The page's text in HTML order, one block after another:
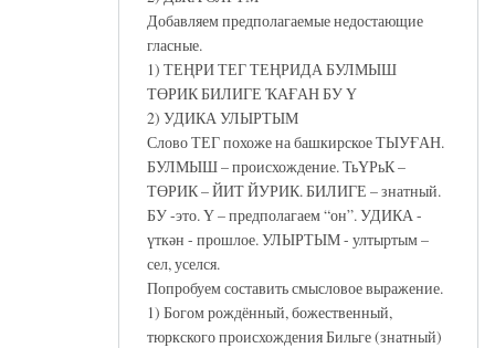
Добавляем предполагаемые недостающие
гласные.
1) ТЕҢРИ ТЕГ ТЕҢРИДА БУЛМЫШ
ТӨРИК БИЛИГЕ ҠАҒАН БУ Ү
2) УДИКА УЛЫРТЫМ
Слово ТЕГ похоже на башкирское ТЫУҒАН.
БУЛМЫШ – происхождение. ТьҮРьК –
ТӨРИК – ЙИТ ЙУРИК. БИЛИГЕ – знатный.
БУ -это. Ү – предполагаем “он”. УДИКА -
үткән - прошлое. УЛЫРТЫМ - ултыртым –
сел, уселся.
Попробуем составить смысловое выражение.
1) Богом рождённый, божественный,
тюркского происхождения Бильге (знатный)